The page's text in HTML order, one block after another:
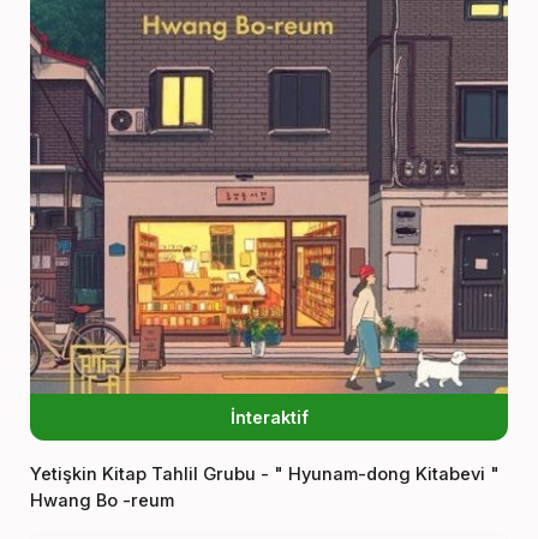
İnteraktif
Yetişkin Kitap Tahlil Grubu - " Hyunam-dong Kitabevi "
Hwang Bo -reum